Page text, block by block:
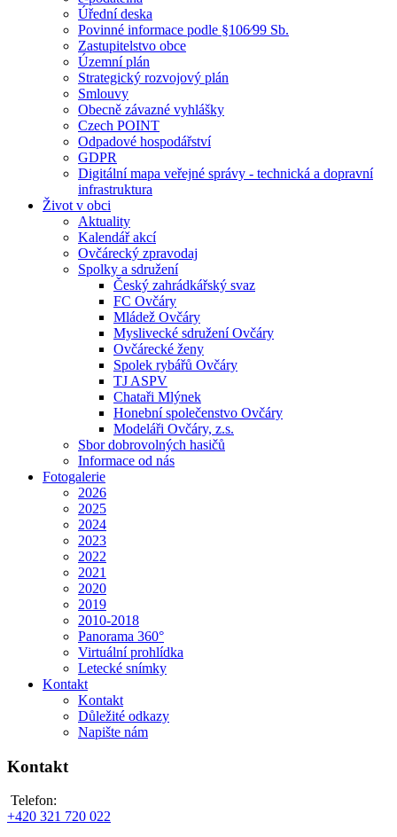
Úřední deska
Povinné informace podle §106⁄99 Sb.
Zastupitelstvo obce
Územní plán
Strategický rozvojový plán
Smlouvy
Obecně závazné vyhlášky
Czech POINT
Odpadové hospodářství
GDPR
Digitální mapa veřejné správy - technická a dopravní
infrastruktura
Život v obci
Aktuality
Kalendář akcí
Ovčárecký zpravodaj
Spolky a sdružení
Český zahrádkářský svaz
FC Ovčáry
Mládež Ovčáry
Myslivecké sdružení Ovčáry
Ovčárecké ženy
Spolek rybářů Ovčáry
TJ ASPV
Chataři Mlýnek
Honební společenstvo Ovčáry
Modeláři Ovčáry, z.s.
Sbor dobrovolných hasičů
Informace od nás
Fotogalerie
2026
2025
2024
2023
2022
2021
2020
2019
2010-2018
Panorama 360°
Virtuální prohlídka
Letecké snímky
Kontakt
Kontakt
Důležité odkazy
Napište nám
Kontakt
Telefon:
+420 321 720 022